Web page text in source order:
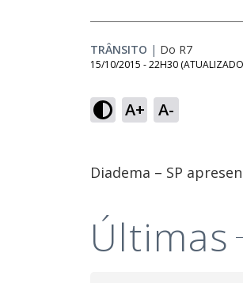
TRÂNSITO | Do R7
15/10/2015 - 22H30
A+ A-
Diadema – SP
Últimas